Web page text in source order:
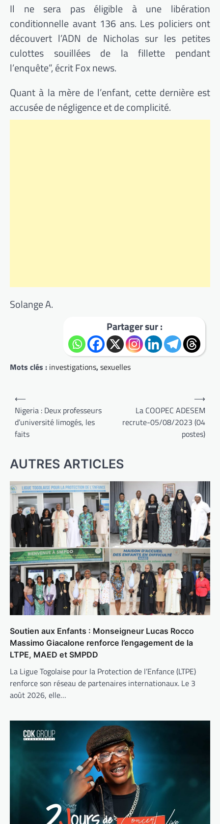
Il ne sera pas éligible à une libération
conditionnelle avant 136 ans. Les policiers ont
découvert l’ADN de Nicholas sur les petites
culottes souillées de la fillette pendant
l’enquête”, écrit Fox news.
Quant à la mère de l’enfant, cette dernière est
accusée de négligence et de complicité.
Solange A.
Partager sur :
Mots clés : investigations,sexuelles
Navigation
de
l’article
⟵
Nigeria : Deux professeurs
d’université limogés, les
faits
La COOPEC ADESEM
recrute-05/08/2023 (04
postes)
⟶
AUTRES ARTICLES
Soutien aux Enfants : Monseigneur Lucas Rocco
Massimo Giacalone renforce l’engagement de la
LTPE, MAED et SMPDD
La Ligue Togolaise pour la Protection de l’Enfance (LTPE)
renforce son réseau de partenaires internationaux. Le 3
août 2026, elle…